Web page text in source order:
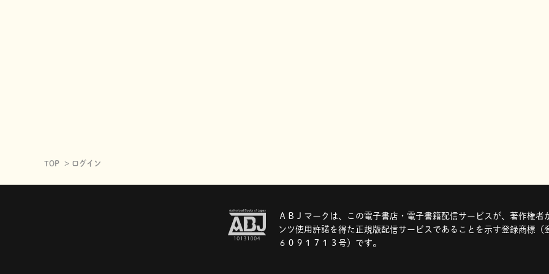
TOP ログイン
ＡＢＪマークは、この電子書店・電子書籍配信サービスが、著作権者
ンツ使用許諾を得た正規版配信サービスであることを示す登録商標（
６０９１７１３号）です。